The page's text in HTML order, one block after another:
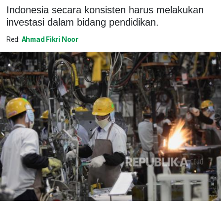
Indonesia secara konsisten harus melakukan
investasi dalam bidang pendidikan.
Red: Ahmad Fikri Noor